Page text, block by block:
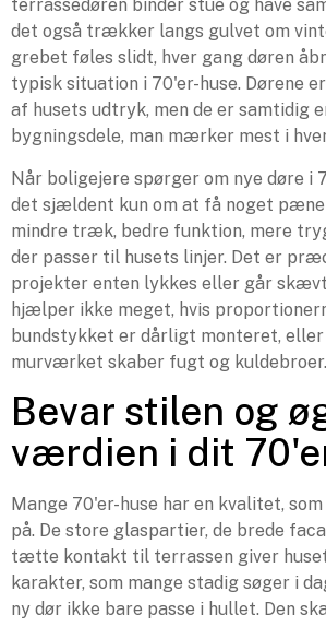
terrassedøren binder stue og have
det også trækker langs gulvet om
grebet føles slidt, hver gang døren
typisk situation i 70'er-huse. Dørene
af husets udtryk, men de er samtidig
bygningsdele, man mærker mest i
Når boligejere spørger om nye døre i
det sjældent kun om at få noget
mindre træk, bedre funktion, mere
der passer til husets linjer. Det er
projekter enten lykkes eller går
hjælper ikke meget, hvis
bundstykket er dårligt monteret,
murværket skaber fugt og kuldebroer.
Bevar stilen og
værdien i dit
Mange 70'er-huse har en kvalitet,
på. De store glaspartier, de brede
tætte kontakt til terrassen giver
karakter, som mange stadig søger i
ny dør ikke bare passe i hullet. Den